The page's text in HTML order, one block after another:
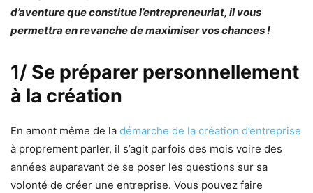
d’aventure que constitue l’entrepreneuriat, il vous
permettra en revanche de maximiser vos chances !
1/ Se préparer personnellement
à la création
En amont même de la démarche de la création d’entreprise
à proprement parler, il s’agit parfois des mois voire des
années auparavant de se poser les questions sur sa
volonté de créer une entreprise. Vous pouvez faire